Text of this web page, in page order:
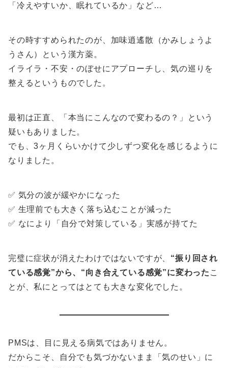
「冷えやすいか、眠れているか」など…
その時すすめられたのが、加味逍遙散（かみしょうよ
うさん）という漢方薬。
イライラ・不安・のぼせにアプローチし、気の巡りを
整えるというものでした。
最初は正直、「本当にこんなので変わるの？」という
疑いもありました。
でも、3ヶ月くらいかけて少しずつ変化を感じるように
なりました。
✅ 気分の波が緩やかになった
✅ 生理前でも大きく落ち込むことが減った
✅ なにより「自分で対策している」実感が持てた
完璧に症状が消えたわけではないですが、 “振り回され
ている感覚”から、“向き合えている感覚”に変わった こ
とが、私にとってはとても大きな変化でした。
PMSは、目に見える病気ではありません。
だからこそ、自分でも気づかないまま「気のせい」に